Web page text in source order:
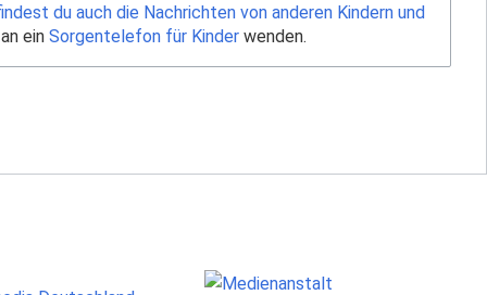
du auch die Nachrichten von anderen Kindern und
ein Sorgentelefon für Kinder wenden.